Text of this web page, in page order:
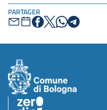
PARTAGER